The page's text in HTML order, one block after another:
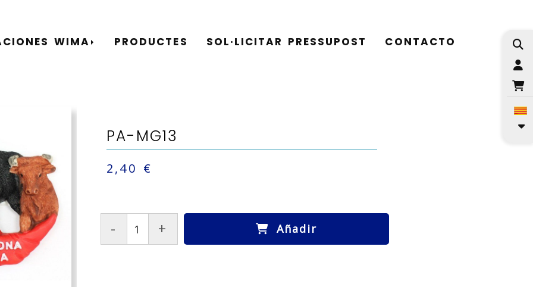
WIMA PRODUCTES SOL·LICITAR PRESSUPOST CONTACTO
PA-MG13
2,40 €
- + Añadir